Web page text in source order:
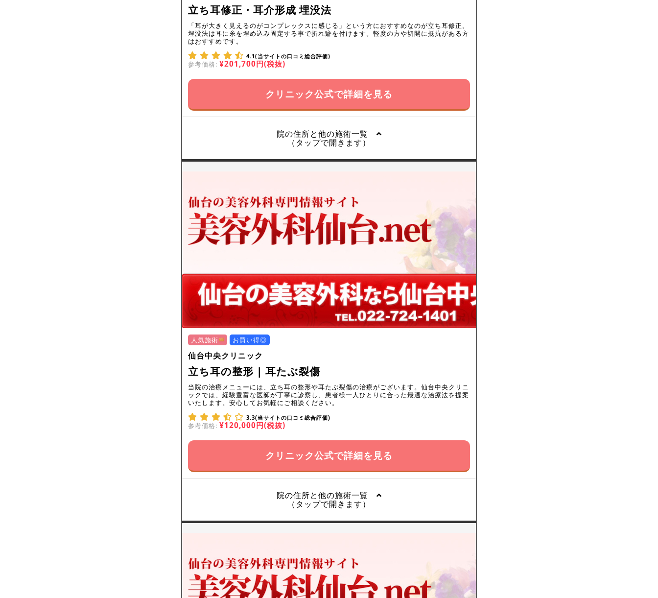
立ち耳修正・耳介形成 埋没法
「耳が大きく見えるのがコンプレックスに感じる」という方におすすめなのが立ち耳修正。
埋没法は耳に糸を埋め込み固定する事で折れ癖を付けます。軽度の方や切開に抵抗がある方
はおすすめです。
4.1(当サイトの口コミ総合評価)
参考価格: ¥201,700円(税抜)
クリニック公式で詳細を見る
院の住所と他の施術一覧
（タップで開きます）
人気施術 お買い得◎
仙台中央クリニック
立ち耳の整形 | 耳たぶ裂傷
当院の治療メニューには、立ち耳の整形や耳たぶ裂傷の治療がございます。仙台中央クリニ
ックでは、経験豊富な医師が丁寧に診察し、患者様一人ひとりに合った最適な治療法を提案
いたします。安心してお気軽にご相談ください。
3.3(当サイトの口コミ総合評価)
参考価格: ¥120,000円(税抜)
クリニック公式で詳細を見る
院の住所と他の施術一覧
（タップで開きます）